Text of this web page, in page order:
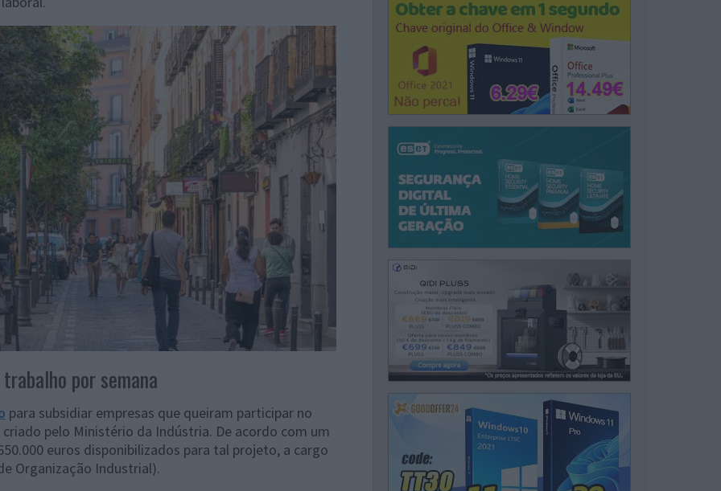
por semana
para subsidiar empresas que queiram participar no
pelo Ministério da Indústria. De acordo com um
euros disponibilizados para tal projeto, a cargo
Organização Industrial).